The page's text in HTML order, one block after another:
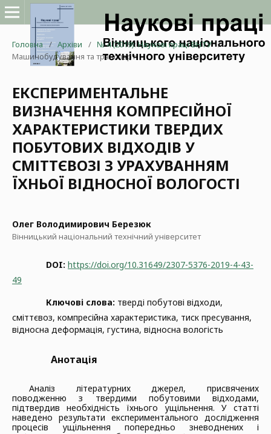
Головна / Архіви / № 4 (2019): Наукові праці ВНТУ /
Машинобудування та транспорт
ЕКСПЕРИМЕНТАЛЬНЕ
ВИЗНАЧЕННЯ КОМПРЕСІЙНОЇ
ХАРАКТЕРИСТИКИ ТВЕРДИХ
ПОБУТОВИХ ВІДХОДІВ У
СМІТТЄВОЗІ З УРАХУВАННЯМ
ЇХНЬОЇ ВІДНОСНОЇ ВОЛОГОСТІ
Олег Володимирович Березюк
Вінницький національний технічний університет
DOI: https://doi.org/10.31649/2307-5376-2019-4-43-
49
Ключові слова: тверді побутові відходи,
сміттєвоз, компресійна характеристика, тиск пресування,
відносна деформація, густина, відносна вологість
Анотація
Аналіз літературних джерел, присвячених
поводженню з твердими побутовими відходами,
підтвердив необхідність їхнього ущільнення. У статті
наведено результати експериментального дослідження
процесів ущільнення попередньо зневоднених і